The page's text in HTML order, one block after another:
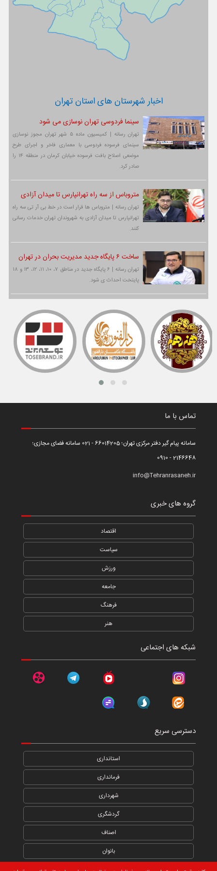
اخبار شهرستان های استان تهران
سینما فردوسی تهران نوسازی می شود
تهران رسانه | کمیسیون ماده ۵ شهر تهران مجوز نوسازی
سینمای فرسوده فردوسی با معماری فاخر و اجرای طرح
موضعی اصلاح بافت فرسوده خیابان کرمان در منطقه ۱۴ را
صادر کرد.
متروباس از سه راه تهرانپارس تا میدان آزادی
تهران رسانه | متروباس ها قرار است در خط بی آر تی سه راه
تهرانپارس تا میدان آزادی به شهروندان تهران خدمات رسانی
کنند.
ساخت ۶ پایگاه جدید مدیریت بحران در تهران
تهران رسانه | ۶ پایگاه جدید در مناطق ۷، ۱۰، ۱۱، ۱۲، ۱۳ و ۱۸
پایتخت احداث ی شود.
تماس با ما
سامانه پیام گیر دفتر مرکزی تهران؛ 66014205 - 021 سامانه فضای مجازی؛
2146648 - 0910
info@Tehranrasaneh.ir
گروه های خبری
اقتصاد
سیاست
ورزش
جامعه
فرهنگ
هنر
شبکه های اجتماعی
دسترسی سریع
استانداری
فرمانداری
شهرداری
گردشگری
اصناف
بانوان